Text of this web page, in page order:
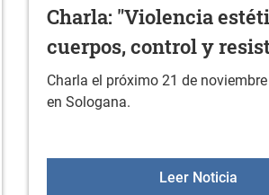
Charla: "Violencia
cuerpos, control y
Charla el próximo 21 de
en Sologana.
Leer Noticia